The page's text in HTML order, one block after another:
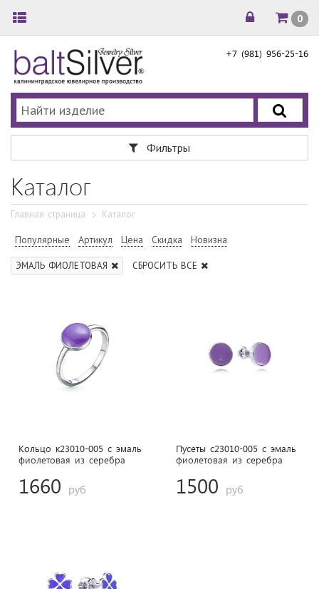
+7 (981) 956-25-16
Фильтры
Каталог
Главная страница Каталог
Популярные Артикул Цена Скидка Новизна
ЭМАЛЬ ФИОЛЕТОВАЯ СБРОСИТЬ ВСЕ
Кольцо к23010-005 с эмаль
фиолетовая из cеребра
1660 руб
Пусеты с23010-005 с эмаль
фиолетовая из cеребра
1500 руб
0